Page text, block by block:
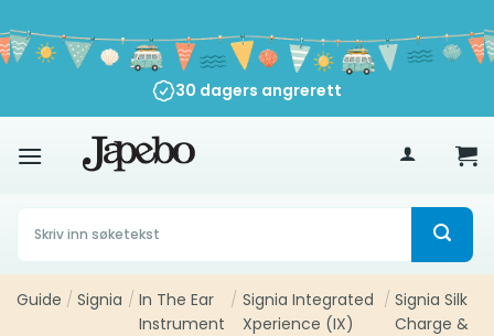
to
content
500
30 dagers angrerett
Søk
etter:
Guide / Signia / In The Ear
Instrument
/ Signia Integrated
Xperience (IX)
/ Signia Silk
Charge &